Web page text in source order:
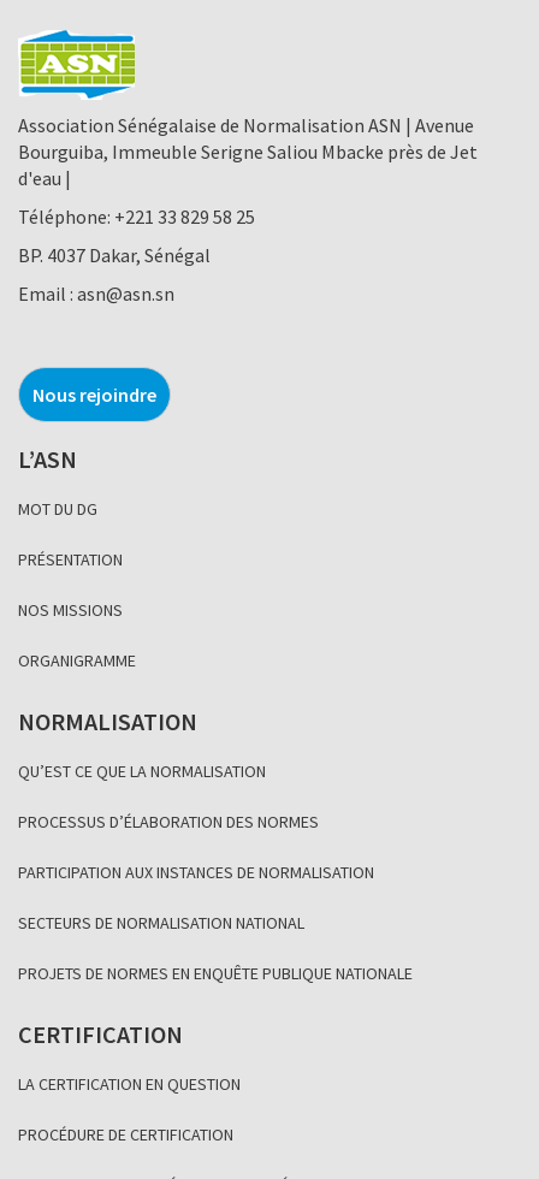
Association Sénégalaise de Normalisation ASN | Avenue
Bourguiba, Immeuble Serigne Saliou Mbacke près de Jet
d'eau |
Téléphone: +221 33 829 58 25
BP. 4037 Dakar, Sénégal
Email : asn@asn.sn
Nous rejoindre
L’ASN
MOT DU DG
PRÉSENTATION
NOS MISSIONS
ORGANIGRAMME
NORMALISATION
QU’EST CE QUE LA NORMALISATION
PROCESSUS D’ÉLABORATION DES NORMES
PARTICIPATION AUX INSTANCES DE NORMALISATION
SECTEURS DE NORMALISATION NATIONAL
PROJETS DE NORMES EN ENQUÊTE PUBLIQUE NATIONALE
CERTIFICATION
LA CERTIFICATION EN QUESTION
PROCÉDURE DE CERTIFICATION